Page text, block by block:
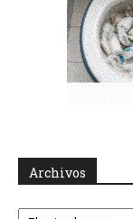
Archivos
Archivos